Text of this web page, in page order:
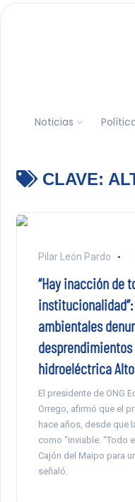
Noticias
CLAVE:
Pilar León Pardo
“Hay inacción de
ambientales
hidroeléctrica
El presidente de ONG
Orrego, afirmó que el
hace años, desde que
como “inviable. “Todo
Cajón del Maipo para
señaló.